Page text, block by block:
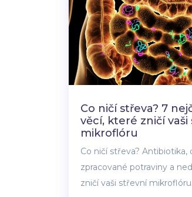
Co ničí střeva? 7
věcí, které zničí
mikroflóru
Co ničí střeva? Antibiotika,
zpracované potraviny a
zničí vaši střevní